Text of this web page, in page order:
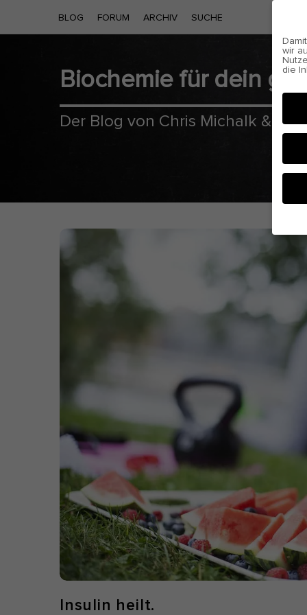
BLOG FORUM ARCHIV SUCHE
Biochemie für dein
Der Blog von Chris Michalk & Phil
Insulin heilt.
wir
die
Hier